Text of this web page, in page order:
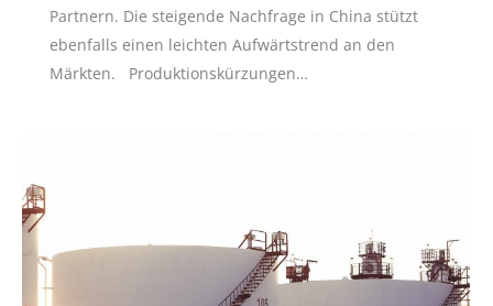
Partnern. Die steigende Nachfrage in China stützt
ebenfalls einen leichten Aufwärtstrend an den
Märkten. Produktionskürzungen…